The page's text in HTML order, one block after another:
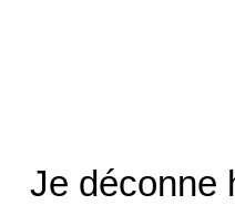
Je déconne